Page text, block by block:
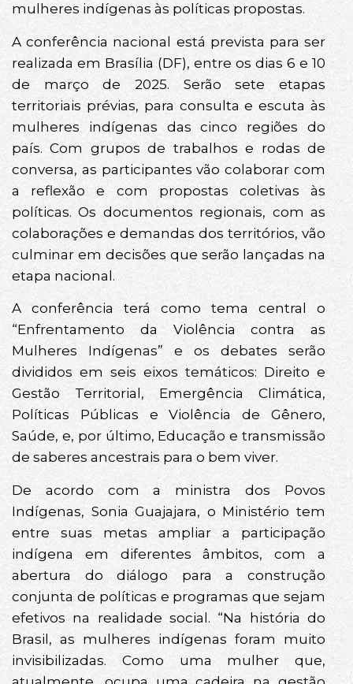
mulheres indígenas às políticas propostas.
A conferência nacional está prevista para ser
realizada em Brasília (DF), entre os dias 6 e 10
de março de 2025. Serão sete etapas
territoriais prévias, para consulta e escuta às
mulheres indígenas das cinco regiões do
país. Com grupos de trabalhos e rodas de
conversa, as participantes vão colaborar com
a reflexão e com propostas coletivas às
políticas. Os documentos regionais, com as
colaborações e demandas dos territórios, vão
culminar em decisões que serão lançadas na
etapa nacional.
A conferência terá como tema central o
“Enfrentamento da Violência contra as
Mulheres Indígenas” e os debates serão
divididos em seis eixos temáticos: Direito e
Gestão Territorial, Emergência Climática,
Políticas Públicas e Violência de Gênero,
Saúde, e, por último, Educação e transmissão
de saberes ancestrais para o bem viver.
De acordo com a ministra dos Povos
Indígenas, Sonia Guajajara, o Ministério tem
entre suas metas ampliar a participação
indígena em diferentes âmbitos, com a
abertura do diálogo para a construção
conjunta de políticas e programas que sejam
efetivos na realidade social. “Na história do
Brasil, as mulheres indígenas foram muito
invisibilizadas. Como uma mulher que,